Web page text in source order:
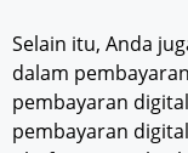
Selain itu, Anda
dalam
pembayaran
pembayaran